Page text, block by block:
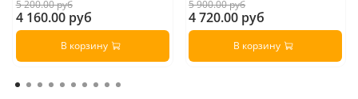
5 200.00 руб
4 160.00 руб
В корзину
5 900.00 руб
4 720.00 руб
В корзину